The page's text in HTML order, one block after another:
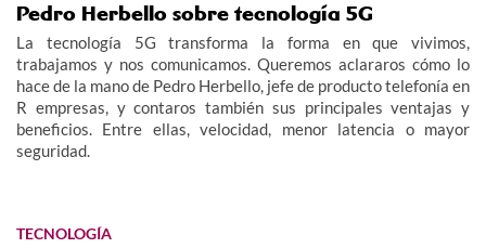
Pedro Herbello sobre tecnología 5G
La tecnología 5G transforma la forma en que vivimos,
trabajamos y nos comunicamos. Queremos aclararos cómo lo
hace de la mano de Pedro Herbello, jefe de producto telefonía en
R empresas, y contaros también sus principales ventajas y
beneficios. Entre ellas, velocidad, menor latencia o mayor
seguridad.
TECNOLOGÍA